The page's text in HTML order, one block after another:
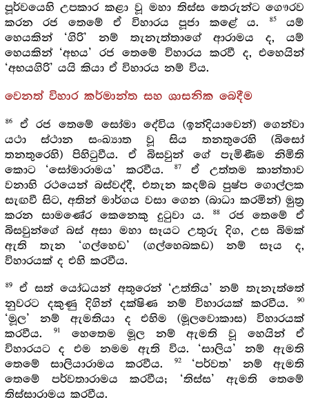
පූර්වයෙහි උපකාර කළා වූ මහා තිස්ස තෙරුන්ට ගෞරව
කරන රජ තෙමේ ඒ විහාරය පූජා කළේ ය.
85යම්
හෙයකින් ‘ගිරි’ නම් තැනැත්තාගේ ආරාමය ද, යම්
හෙයකින් ‘අභය’ රජ තෙමේ විහාරය කරවී ද, එහෙයින්
‘අභයගිරි’ යයි කියා ඒ විහාරය නම් විය.
වෙනත් විහාර කර්මාන්ත සහ ශාසනික බෙදීම
86ඒ රජ තෙමේ සෝමා දේවිය (ඉන්දියාවෙන්) ගෙන්වා
යථා ස්ථාන සංඛ්‍යාත වූ සිය තනතුරෙහි (බිසෝ
තනතුරෙහි) පිහිටුවීය. ඒ බිසවුන් ගේ පැමිණීම නිමිති
කොට ‘සෝමාරාමය’ කරවීය.
87ඒ උත්තම කාන්තාව
වනාහි රථයෙන් බස්වද්දී, එතැන කදම්බ පුෂ්ප ගොල්ලක
සැඟවී සිට, අතින් මාර්ගය වසා ගෙන (බාධා කරමින්) මුත්‍ර
කරන සාමණේර කෙනෙකු දුටුවා ය.
88
රජ තෙමේ ඒ
බිසවුන්ගේ බස් අසා මහා සෑයට උතුරු දිග, උස බිමක්
ඇති තැන ‘ගල්හෙඩ’ (ගල්හෙබකඩ) නම් සෑය ද,
විහාරයක් ද එහි කරවීය.
89ඒ සත් යෝධයන් අතුරෙන් ‘උත්තිය’ නම් තැනැත්තේ
නුවරට දකුණු දිගින් දක්ෂිණ නම් විහාරයක් කරවීය.
90
‘මූල’ නම් ඇමතියා ද එහිම (මූලවොකාස) විහාරයක්
කරවීය.
91
හෙතෙම මූල නම් ඇමති වූ හෙයින් ඒ
විහාරයට ද එම නමම ඇති විය. ‘සාලිය’ නම් ඇමති
තෙමේ සාලියාරාමය කරවීය.
92‘පර්වත’ නම් ඇමති
තෙමේ පර්වතාරාමය කරවීය; ‘තිස්ස’ ඇමති තෙමේ
තිස්සාරාමය කරවීය.